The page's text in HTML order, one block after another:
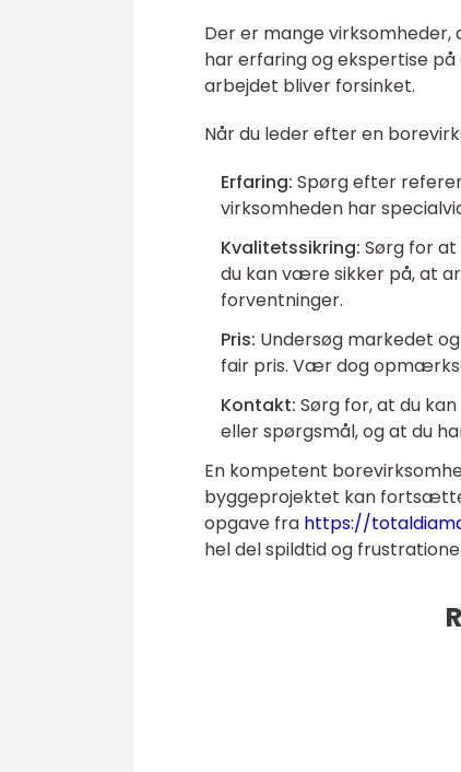
Der er mange
har erfaring og ekspertise
arbejdet bliver forsinket.
Når du leder efter en
Erfaring: Spørg efter
virksomheden har
Kvalitetssikring: Sørg for
du kan være sikker på, at
forventninger.
Pris: Undersøg markedet
fair pris. Vær dog
Kontakt: Sørg for, at du
eller spørgsmål, og at du
En kompetent
byggeprojektet kan
opgave fra https://
hel del spildtid og